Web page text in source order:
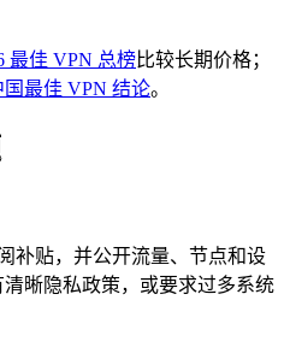
最佳 VPN 总榜比较长期价格；
国最佳 VPN 结论。
补贴，并公开流量、节点和设
晰隐私政策，或要求过多系统